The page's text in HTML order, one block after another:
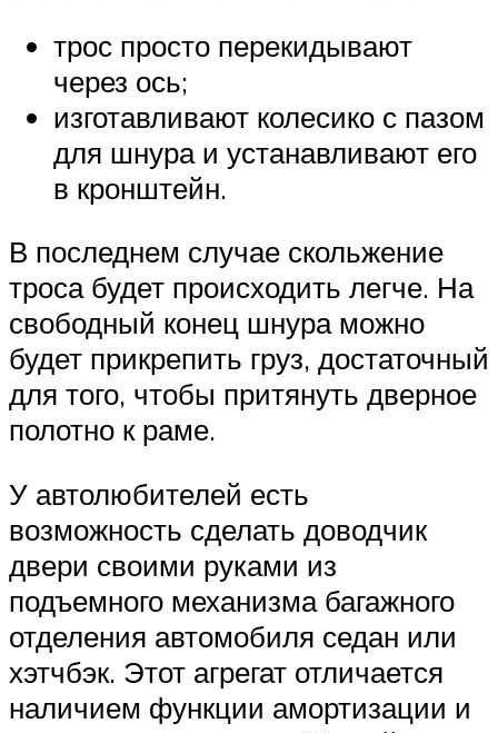
трос просто перекидывают
через ось;
изготавливают колесико с пазом
для шнура и устанавливают его
в кронштейн.
В последнем случае скольжение
троса будет происходить легче. На
свободный конец шнура можно
будет прикрепить груз, достаточный
для того, чтобы притянуть дверное
полотно к раме.
У автолюбителей есть
возможность сделать доводчик
двери своими руками из
подъемного механизма багажного
отделения автомобиля седан или
хэтчбэк. Этот агрегат отличается
наличием функции амортизации и